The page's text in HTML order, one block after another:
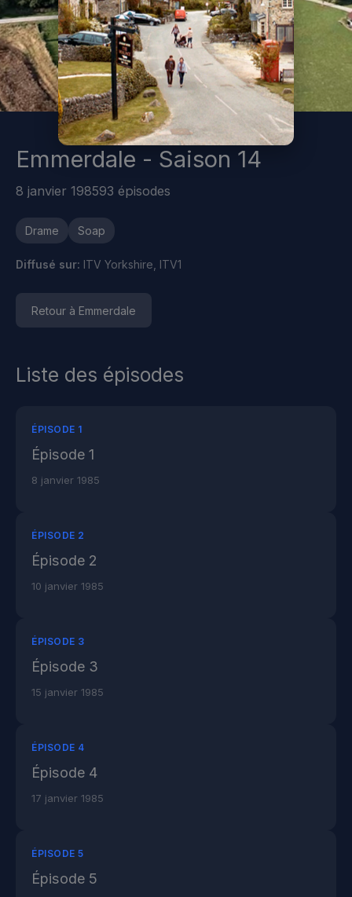
Emmerdale - Saison 14
8 janvier 198593 épisodes
Drame Soap
Diffusé sur: ITV Yorkshire, ITV1
Retour à Emmerdale
Liste des épisodes
ÉPISODE 1
Épisode 1
8 janvier 1985
ÉPISODE 2
Épisode 2
10 janvier 1985
ÉPISODE 3
Épisode 3
15 janvier 1985
ÉPISODE 4
Épisode 4
17 janvier 1985
ÉPISODE 5
Épisode 5